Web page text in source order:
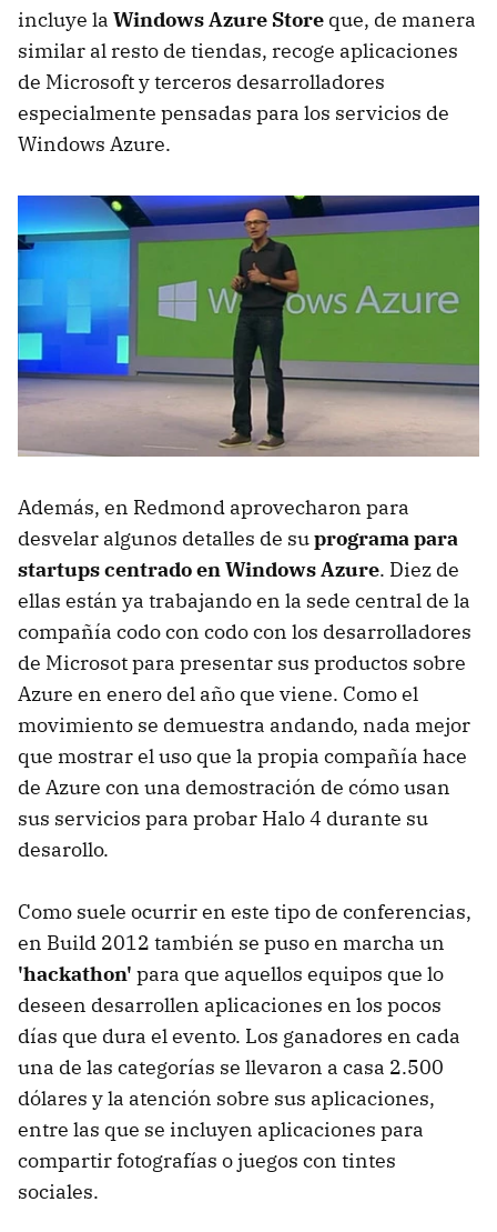
incluye la Windows Azure Store que, de manera
similar al resto de tiendas, recoge aplicaciones
de Microsoft y terceros desarrolladores
especialmente pensadas para los servicios de
Windows Azure.
Además, en Redmond aprovecharon para
desvelar algunos detalles de suprograma para
startups centrado en Windows Azure. Diez de
ellas están ya trabajando en la sede central de la
compañía codo con codo con los desarrolladores
de Microsot para presentar sus productos sobre
Azure en enero del año que viene. Como el
movimiento se demuestra andando, nada mejor
que mostrar el uso que la propia compañía hace
de Azure con una demostración de cómo usan
sus servicios para probar Halo 4 durante su
desarollo.
Como suele ocurrir en este tipo de conferencias,
en Build 2012 también se puso en marcha un
'hackathon' para que aquellos equipos que lo
deseen desarrollen aplicaciones en los pocos
días que dura el evento. Los ganadores en cada
una de las categorías se llevaron a casa 2.500
dólares y la atención sobre sus aplicaciones,
entre las que se incluyen aplicaciones para
compartir fotografías o juegos con tintes
sociales.